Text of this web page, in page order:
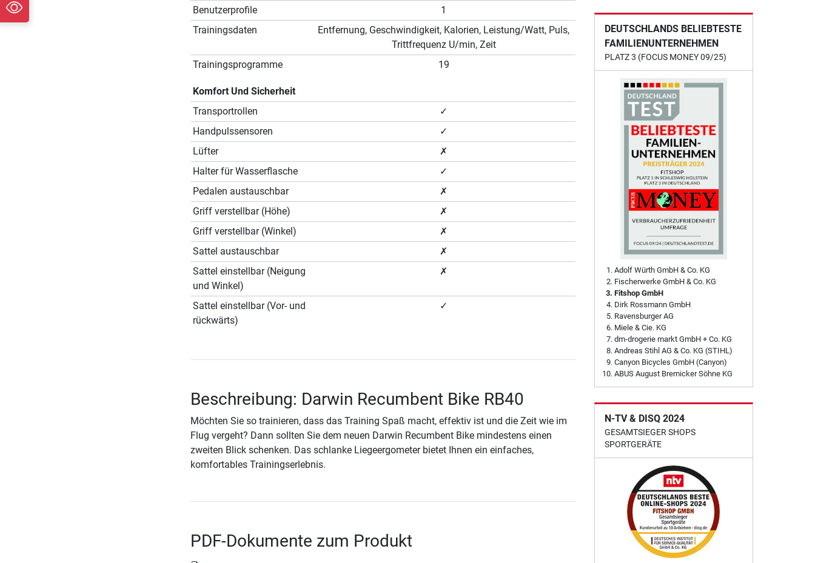
Benutzerprofile
1
Trainingsdaten
Entfernung, Geschwindigkeit, Kalorien, Leistung/Watt, Puls,
Trittfrequenz U/min, Zeit
Trainingsprogramme
19
Komfort Und Sicherheit
Transportrollen
✓
Handpulssensoren
✓
Lüfter
✗
Halter für Wasserflasche
✓
Pedalen austauschbar
✗
Griff verstellbar (Höhe)
✗
Griff verstellbar (Winkel)
✗
Sattel austauschbar
✗
Sattel einstellbar (Neigung
und Winkel)
✗
Sattel einstellbar (Vor- und
rückwärts)
✓
Beschreibung: Darwin Recumbent Bike RB40
Möchten Sie so trainieren, dass das Training Spaß macht, effektiv ist und die Zeit wie im
Flug vergeht? Dann sollten Sie dem neuen Darwin Recumbent Bike mindestens einen
zweiten Blick schenken. Das schlanke Liegeergometer bietet Ihnen ein einfaches,
komfortables Trainingserlebnis.
PDF-Dokumente zum Produkt
DEUTSCHLANDS BELIEBTESTE
FAMILIENUNTERNEHMEN
PLATZ 3 (FOCUS MONEY 09/25)
Adolf Würth GmbH & Co. KG
Fischerwerke GmbH & Co. KG
Fitshop GmbH
Dirk Rossmann GmbH
Ravensburger AG
Miele & Cie. KG
dm-drogerie markt GmbH + Co. KG
Andreas Stihl AG & Co. KG (STIHL)
Canyon Bicycles GmbH (Canyon)
ABUS August Bremicker Söhne KG
N-TV & DISQ 2024
GESAMTSIEGER SHOPS
SPORTGERÄTE